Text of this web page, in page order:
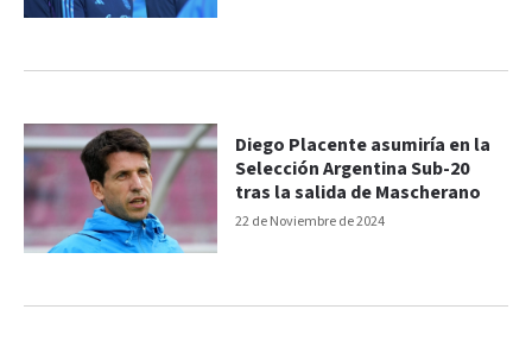
22 de Noviembre de 2024
Diego Placente asumiría en la
Selección Argentina Sub-20
tras la salida de Mascherano